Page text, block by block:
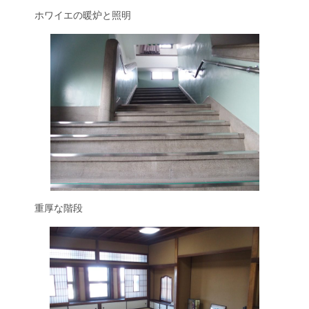
ホワイエの暖炉と照明
重厚な階段